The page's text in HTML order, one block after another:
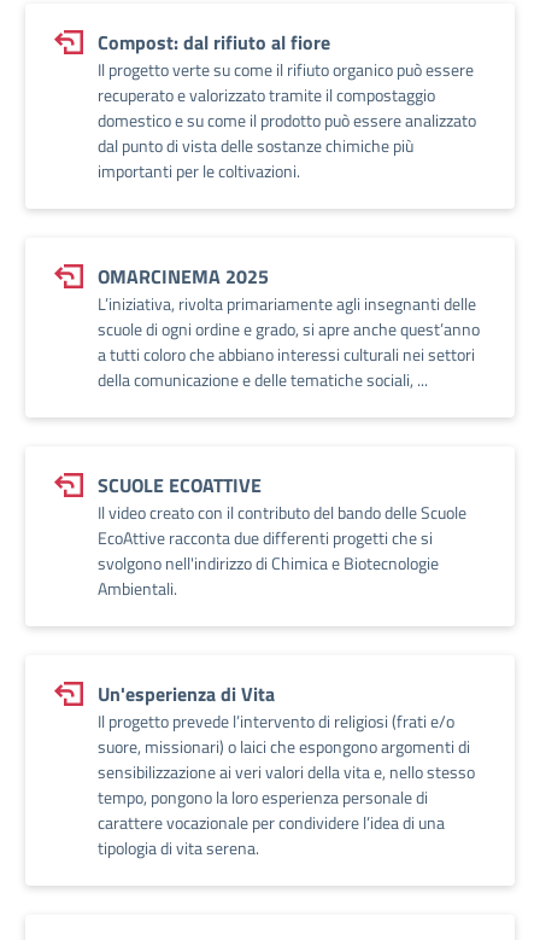
Compost: dal rifiuto al fiore
Il progetto verte su come il rifiuto organico può essere
recuperato e valorizzato tramite il compostaggio
domestico e su come il prodotto può essere analizzato
dal punto di vista delle sostanze chimiche più
importanti per le coltivazioni.
OMARCINEMA 2025
L’iniziativa, rivolta primariamente agli insegnanti delle
scuole di ogni ordine e grado, si apre anche quest’anno
a tutti coloro che abbiano interessi culturali nei settori
della comunicazione e delle tematiche sociali, ...
SCUOLE ECOATTIVE
Il video creato con il contributo del bando delle Scuole
EcoAttive racconta due differenti progetti che si
svolgono nell'indirizzo di Chimica e Biotecnologie
Ambientali.
Un'esperienza di Vita
Il progetto prevede l’intervento di religiosi (frati e/o
suore, missionari) o laici che espongono argomenti di
sensibilizzazione ai veri valori della vita e, nello stesso
tempo, pongono la loro esperienza personale di
carattere vocazionale per condividere l’idea di una
tipologia di vita serena.